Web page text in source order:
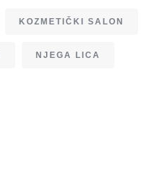
KOZMETIČKI SALON
NJEGA LICA